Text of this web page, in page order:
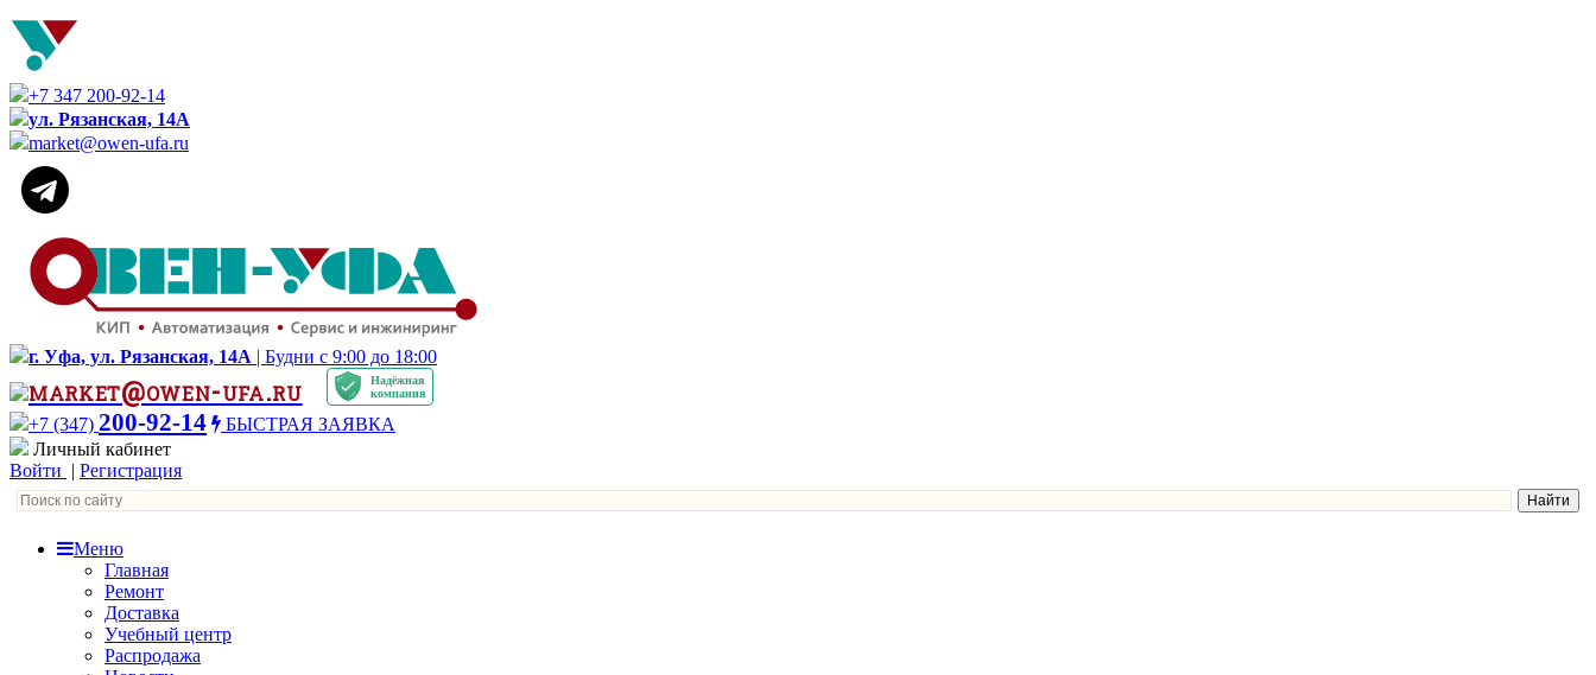
+7 347 200-92-14
ул. Рязанская, 14А
market@owen-ufa.ru
г. Уфа, ул. Рязанская, 14А | Будни с 9:00 до 18:00
market@owen-ufa.ru
Надёжная
компания
+7 (347) 200-92-14
БЫСТРАЯ ЗАЯВКА
Личный кабинет
Войти | Регистрация
Меню
Главная
Ремонт
Доставка
Учебный центр
Распродажа